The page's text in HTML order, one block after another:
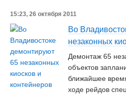
15:23, 26 октября 2011
Во
незаконных
Демонтаж 65
объектов
ближайшее
ходе рейдов